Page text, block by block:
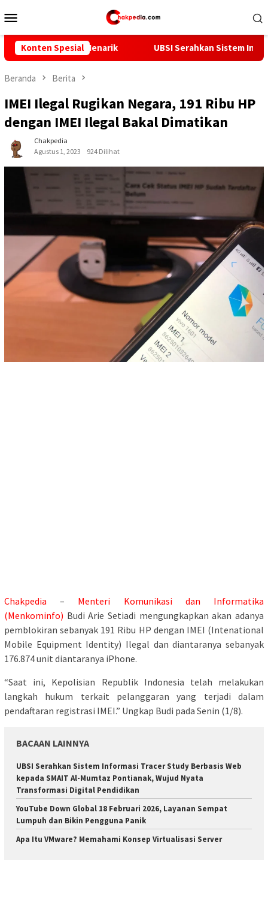
ke
Mobile
Konten SpesialUBSI Serahkan Sistem Informasi Tracer Study
Beranda Berita
IMEI Ilegal Rugikan Negara, 191 Ribu HP
dengan IMEI Ilegal Bakal Dimatikan
Chakpedia
Agustus 1, 2023
924 Dilihat
Chakpedia – Menteri Komunikasi dan Informatika
(Menkominfo) Budi Arie Setiadi mengungkapkan akan adanya
pemblokiran sebanyak 191 Ribu HP dengan IMEI (Intenational
Mobile Equipment Identity) Ilegal dan diantaranya sebanyak
176.874 unit diantaranya iPhone.
“Saat ini, Kepolisian Republik Indonesia telah melakukan
langkah hukum terkait pelanggaran yang terjadi dalam
pendaftaran registrasi IMEI.” Ungkap Budi pada Senin (1/8).
BACAAN LAINNYA
UBSI Serahkan Sistem Informasi Tracer Study Berbasis Web
kepada SMAIT Al-Mumtaz Pontianak, Wujud Nyata
Transformasi Digital Pendidikan
YouTube Down Global 18 Februari 2026, Layanan Sempat
Lumpuh dan Bikin Pengguna Panik
Apa Itu VMware? Memahami Konsep Virtualisasi Server